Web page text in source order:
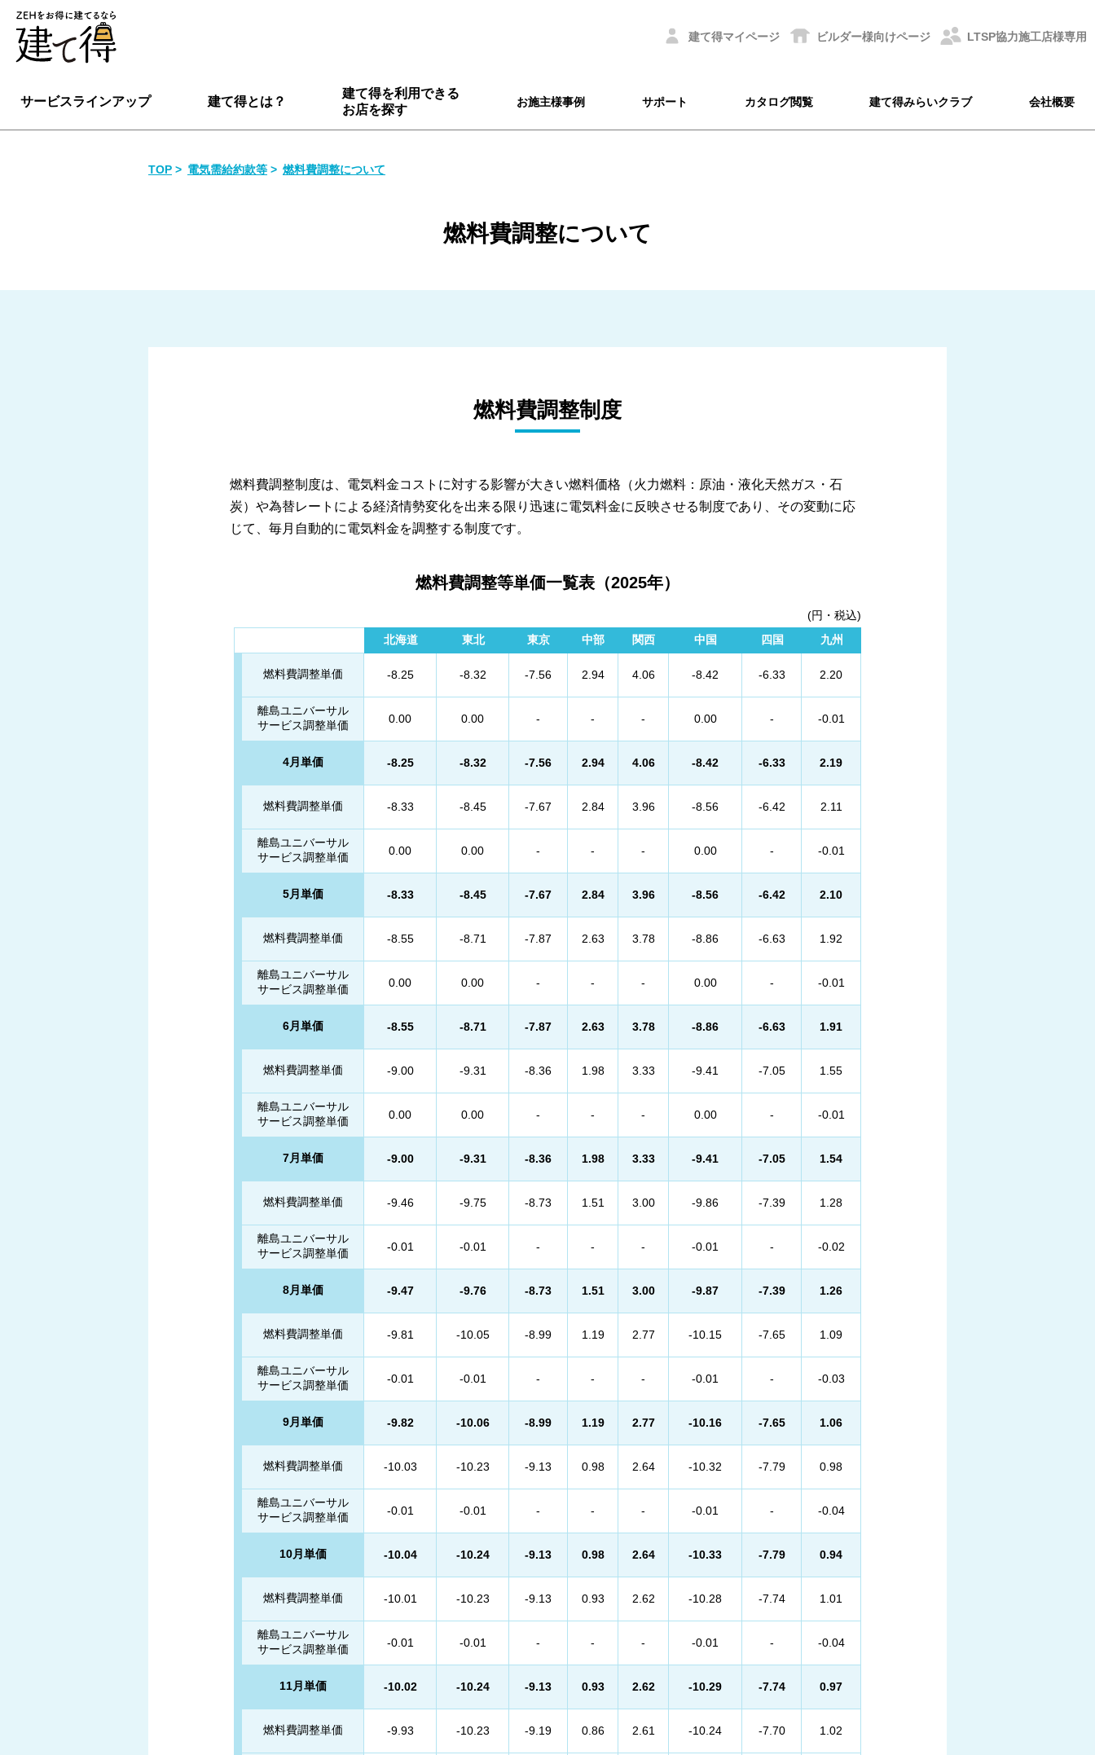
サービスラインアップ 建て得とは？
建て得を利用できる
お店を探す
お施主様事例 サポート カタログ閲覧 建て得みらいクラブ 会社概要
建て得マイページ ビルダー様向けページ LTSP協力施工店様専用
TOP 電気需給約款等 燃料費調整について
燃料費調整について
燃料費調整制度
燃料費調整制度は、電気料金コストに対する影響が大きい燃料価格（火力燃料：原油・液化天然ガス・石
炭）や為替レートによる経済情勢変化を出来る限り迅速に電気料金に反映させる制度であり、その変動に応
じて、毎月自動的に電気料金を調整する制度です。
燃料費調整等単価一覧表（2025年）
(円・税込)
北海道
東北 東京 中部 関西 中国 四国 九州
燃料費調整単価 -8.25 -8.32 -7.56 2.94 4.06 -8.42 -6.33 2.20
離島ユニバーサル
サービス調整単価
0.00 0.00 - - - 0.00 - -0.01
4月単価 -8.25 -8.32 -7.56 2.94 4.06 -8.42 -6.33 2.19
燃料費調整単価 -8.33 -8.45 -7.67 2.84 3.96 -8.56 -6.42 2.11
離島ユニバーサル
サービス調整単価
0.00 0.00 - - - 0.00 - -0.01
5月単価 -8.33 -8.45 -7.67 2.84 3.96 -8.56 -6.42 2.10
燃料費調整単価 -8.55 -8.71 -7.87 2.63 3.78 -8.86 -6.63 1.92
離島ユニバーサル
サービス調整単価
0.00 0.00 - - - 0.00 - -0.01
6月単価 -8.55 -8.71 -7.87 2.63 3.78 -8.86 -6.63 1.91
燃料費調整単価 -9.00 -9.31 -8.36 1.98 3.33 -9.41 -7.05 1.55
離島ユニバーサル
サービス調整単価
0.00 0.00 - - - 0.00 - -0.01
7月単価 -9.00 -9.31 -8.36 1.98 3.33 -9.41 -7.05 1.54
燃料費調整単価 -9.46 -9.75 -8.73 1.51 3.00 -9.86 -7.39 1.28
離島ユニバーサル
サービス調整単価
-0.01 -0.01 - - - -0.01 - -0.02
8月単価 -9.47 -9.76 -8.73 1.51 3.00 -9.87 -7.39 1.26
燃料費調整単価 -9.81 -10.05 -8.99 1.19 2.77 -10.15 -7.65 1.09
離島ユニバーサル
サービス調整単価
-0.01 -0.01 - - - -0.01 - -0.03
9月単価 -9.82 -10.06 -8.99 1.19 2.77 -10.16 -7.65 1.06
燃料費調整単価 -10.03 -10.23 -9.13 0.98 2.64 -10.32 -7.79 0.98
離島ユニバーサル
サービス調整単価
-0.01 -0.01 - - - -0.01 - -0.04
10月単価 -10.04 -10.24 -9.13 0.98 2.64 -10.33 -7.79 0.94
燃料費調整単価 -10.01 -10.23 -9.13 0.93 2.62 -10.28 -7.74 1.01
離島ユニバーサル
サービス調整単価
-0.01 -0.01 - - - -0.01 - -0.04
11月単価 -10.02 -10.24 -9.13 0.93 2.62 -10.29 -7.74 0.97
燃料費調整単価 -9.93 -10.23 -9.19 0.86 2.61 -10.24 -7.70 1.02